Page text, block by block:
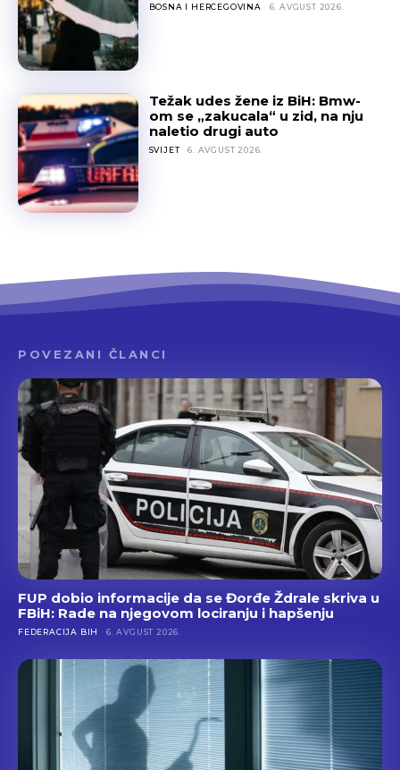
BOSNA I HERCEGOVINA 6. AVGUST 2026.
Težak udes žene iz BiH: Bmw-
om se „zakucala“ u zid, na nju
naletio drugi auto
SVIJET 6. AVGUST 2026.
POVEZANI ČLANCI
FUP dobio informacije da se Đorđe Ždrale skriva u
FBiH: Rade na njegovom lociranju i hapšenju
FEDERACIJA BIH 6. AVGUST 2026.